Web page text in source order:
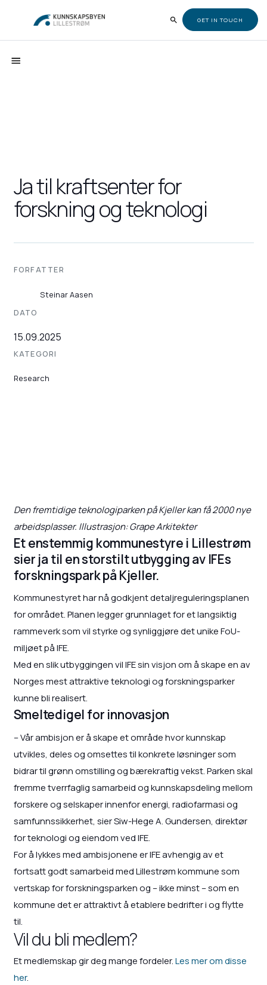
GET IN TOUCH
Ja til kraftsenter for
forskning og teknologi
FORFATTER
Steinar Aasen
DATO
15.09.2025
KATEGORI
Research
Den fremtidige teknologiparken på Kjeller kan få 2000 nye
arbeidsplasser. Illustrasjon: Grape Arkitekter
Et enstemmig kommunestyre i Lillestrøm
sier ja til en storstilt utbygging av IFEs
forskningspark på Kjeller.
Kommunestyret har nå godkjent detaljreguleringsplanen
for området. Planen legger grunnlaget for et langsiktig
rammeverk som vil styrke og synliggjøre det unike FoU-
miljøet på IFE.
Med en slik utbyggingen vil IFE sin visjon om å skape en av
Norges mest attraktive teknologi og forskningsparker
kunne bli realisert.
Smeltedigel for innovasjon
– Vår ambisjon er å skape et område hvor kunnskap
utvikles, deles og omsettes til konkrete løsninger som
bidrar til grønn omstilling og bærekraftig vekst. Parken skal
fremme tverrfaglig samarbeid og kunnskapsdeling mellom
forskere og selskaper innenfor energi, radiofarmasi og
samfunnssikkerhet, sier Siw-Hege A. Gundersen, direktør
for teknologi og eiendom ved IFE.
For å lykkes med ambisjonene er IFE avhengig av et
fortsatt godt samarbeid med Lillestrøm kommune som
vertskap for forskningsparken og – ikke minst – som en
kommune det er attraktivt å etablere bedrifter i og flytte
til.
Vil du bli medlem?
Et medlemskap gir deg mange fordeler.Les mer om disse
her.